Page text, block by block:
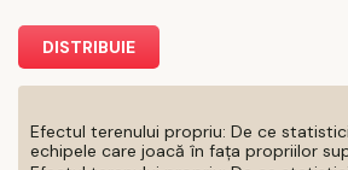
DISTRIBUIE
Efectul terenului propriu: De ce
echipele care joacă în fața propriilor